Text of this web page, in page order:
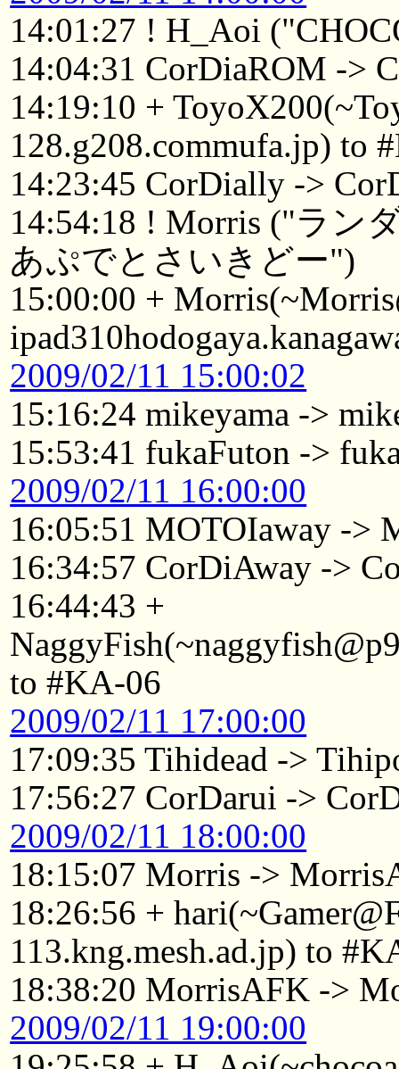
14:01:27 ! H_Aoi
14:04:31 CorDiaROM ->
14:19:10 +
128.g208.commufa.jp) to
14:23:45 CorDially ->
14:54:18 ! Morris ("ラン
あぷでとさいきどー")
15:00:00 +
2009/02/11 15:00:02
15:16:24 mikeyama ->
15:53:41 fukaFuton ->
2009/02/11 16:00:00
16:05:51 MOTOIaway ->
16:34:57 CorDiAway ->
16:44:43 +
to #KA-06
2009/02/11 17:00:00
17:09:35 Tihidead ->
17:56:27 CorDarui ->
2009/02/11 18:00:00
18:15:07 Morris ->
18:26:56 +
113.kng.mesh.ad.jp) to
18:38:20 MorrisAFK ->
2009/02/11 19:00:00